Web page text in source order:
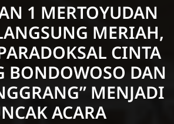
1 MERTOYUDAN
MERIAH,
CINTA
BONDOWOSO DAN
MENJADI
ACARA